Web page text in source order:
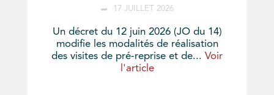
17 JUILLET 2026
Un décret du 12 juin 2026 (JO du 14)
modifie les modalités de réalisation
des visites de pré-reprise et de... Voir
l'article